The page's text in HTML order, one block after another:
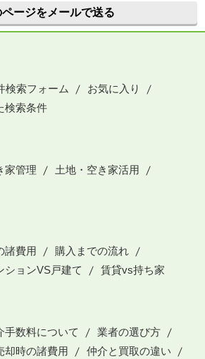
ページをメールで送る
検索フォーム
お気に入り
検索条件
家管理
土地・空き家活用
諸費用
購入までの流れ
ションVS戸建て 賃貸vs持ち家
手数料について
業者の選び方
却時の諸費用
仲介と買取の違い